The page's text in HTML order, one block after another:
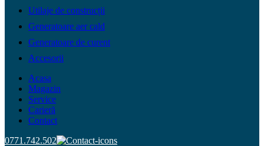
Utilaje de construcții
Generatoare aer cald
Generatoare de curent
Accesorii
Acasa
Magazin
Service
Carieră
Contact
0771.742.502